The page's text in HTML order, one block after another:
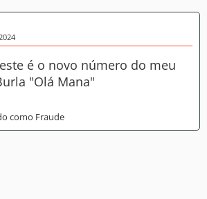
é o novo número do meu
"Olá Mana"
como Fraude